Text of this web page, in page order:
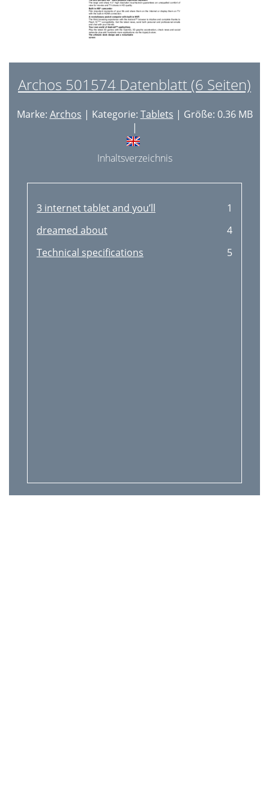
Archos 501574 Datenblatt (6 Seiten)
Marke: Archos | Kategorie: Tablets | Größe: 0.36 MB
|
Inhaltsverzeichnis
3 internet tablet and you’ll
1
dreamed about
4
Technical specifications
5